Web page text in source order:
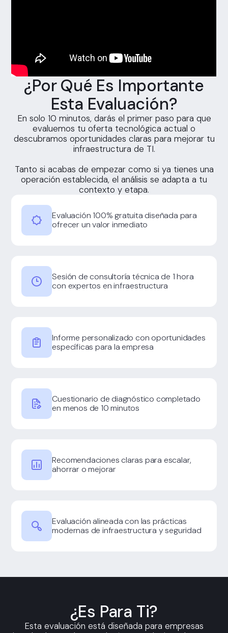
¿Por Qué Es Importante
Esta Evaluación?
En solo 10 minutos, darás el primer paso para que
evaluemos tu oferta tecnológica actual o
descubramos oportunidades claras para mejorar tu
infraestructura de TI.
Tanto si acabas de empezar como si ya tienes una
operación establecida, el análisis se adapta a tu
contexto y etapa.
Evaluación 100% gratuita diseñada para
ofrecer un valor inmediato
Sesión de consultoría técnica de 1 hora
con expertos en infraestructura
Informe personalizado con oportunidades
específicas para la empresa
Cuestionario de diagnóstico completado
en menos de 10 minutos
Recomendaciones claras para escalar,
ahorrar o mejorar
Evaluación alineada con las prácticas
modernas de infraestructura y seguridad
¿es Para Ti?
Esta evaluación está diseñada para empresas